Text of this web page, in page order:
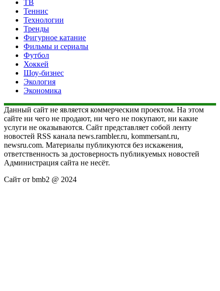
ТВ
Теннис
Технологии
Тренды
Фигурное катание
Фильмы и сериалы
Футбол
Хоккей
Шоу-бизнес
Экология
Экономика
Данный сайт не является коммерческим проектом. На этом
сайте ни чего не продают, ни чего не покупают, ни какие
услуги не оказываются. Сайт представляет собой ленту
новостей RSS канала news.rambler.ru, kommersant.ru,
newsru.com. Материалы публикуются без искажения,
ответственность за достоверность публикуемых новостей
Администрация сайта не несёт.
Сайт от bmb2 @ 2024